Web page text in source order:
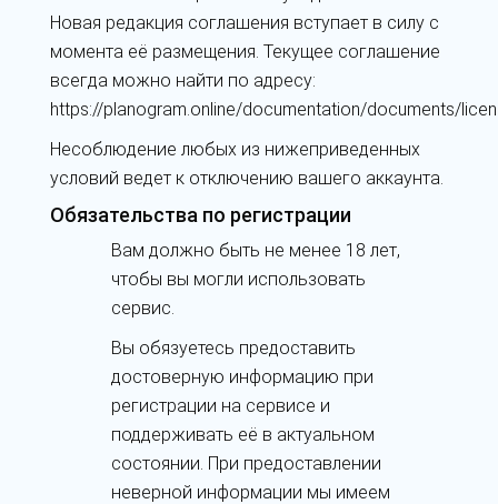
Новая редакция соглашения вступает в силу с
момента её размещения. Текущее соглашение
всегда можно найти по адресу:
https://planogram.online/documentation/documents/
Несоблюдение любых из нижеприведенных
условий ведет к отключению вашего аккаунта.
Обязательства по регистрации
Вам должно быть не менее 18 лет,
чтобы вы могли использовать
сервис.
Вы обязуетесь предоставить
достоверную информацию при
регистрации на сервисе и
поддерживать её в актуальном
состоянии. При предоставлении
неверной информации мы имеем